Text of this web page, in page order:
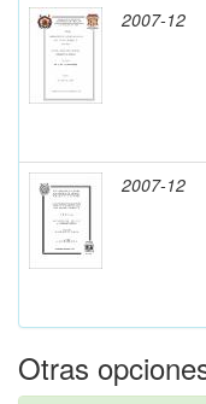
2007-12
2007-12
Otras